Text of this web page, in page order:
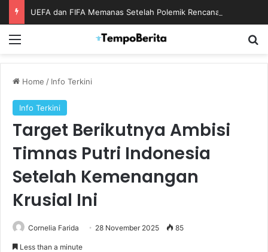
Home / Info Terkini
Info Terkini
Target Berikutnya Ambisi
Timnas Putri Indonesia
Setelah Kemenangan
Krusial Ini
Cornelia Farida 28 November 2025 85
Less than a minute